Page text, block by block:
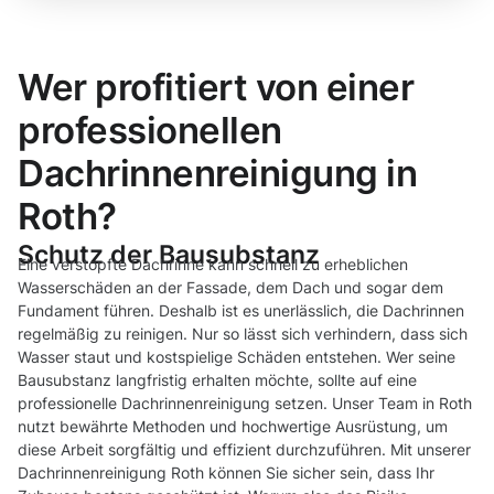
Wer profitiert von einer
professionellen
Dachrinnenreinigung in
Roth?
Schutz der Bausubstanz
Eine verstopfte Dachrinne kann schnell zu erheblichen
Wasserschäden an der Fassade, dem Dach und sogar dem
Fundament führen. Deshalb ist es unerlässlich, die Dachrinnen
regelmäßig zu reinigen. Nur so lässt sich verhindern, dass sich
Wasser staut und kostspielige Schäden entstehen. Wer seine
Bausubstanz langfristig erhalten möchte, sollte auf eine
professionelle Dachrinnenreinigung setzen. Unser Team in Roth
nutzt bewährte Methoden und hochwertige Ausrüstung, um
diese Arbeit sorgfältig und effizient durchzuführen. Mit unserer
Dachrinnenreinigung Roth können Sie sicher sein, dass Ihr